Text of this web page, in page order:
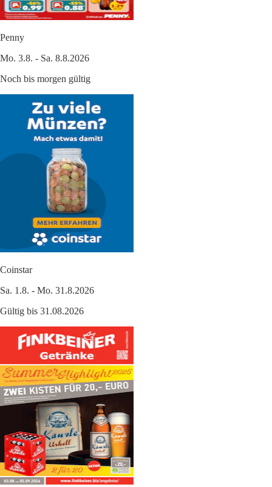
Penny
Mo. 3.8. - Sa. 8.8.2026
Noch bis morgen gültig
Coinstar
Sa. 1.8. - Mo. 31.8.2026
Gültig bis 31.08.2026